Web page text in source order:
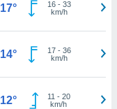
17° 16- 33
km/h
14° 17- 36
km/h
12° 11 - 20
km/h